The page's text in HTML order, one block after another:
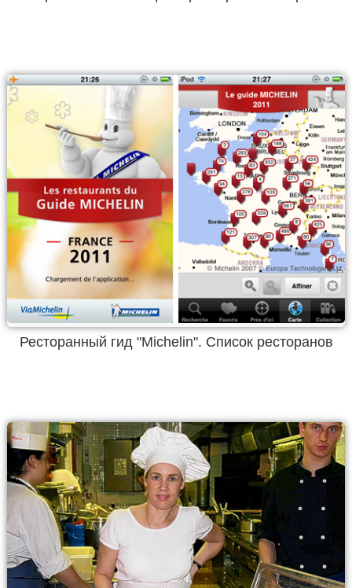
Ресторанный гид "Michelin". Список ресторанов